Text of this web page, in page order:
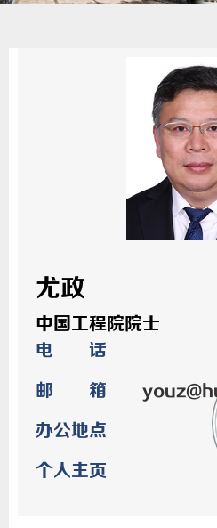
尤政
中国工程院院士
电 话
邮 箱
办公地点
个人主页